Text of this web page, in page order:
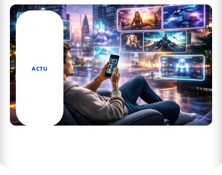
ACTU